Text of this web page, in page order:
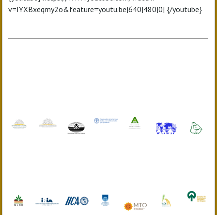
v=IYXBxeqmy2o&feature=youtu.be|640|480|0| {/youtube}